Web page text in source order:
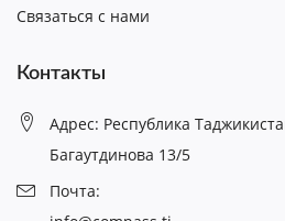
Связаться с нами
Контакты
Адрес: Республика
Багаутдинова 13/5
Почта: